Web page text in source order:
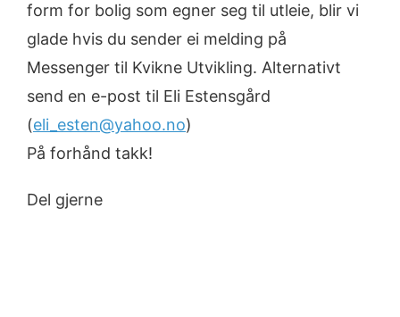
form for bolig som egner seg til utleie, blir vi
glade hvis du sender ei melding på
Messenger til Kvikne Utvikling. Alternativt
send en e-post til Eli Estensgård
(eli_esten@yahoo.no)
På forhånd takk!
Del gjerne